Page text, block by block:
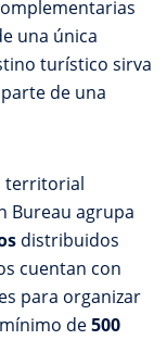
una única
turístico sirva
de una
territorial
Bureau agrupa
distribuidos
cuentan con
para organizar
de500